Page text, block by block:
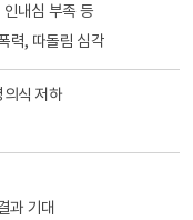
내심 부족 등
력, 따돌림 심각
식 저하
과 기대